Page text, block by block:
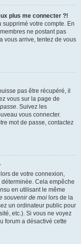
plus me connecter ?!
supprimé votre compte. En
ne postant pas
vous arrive, tentez de vous
pas être récupéré, il
vous sur la page de
. Suivez les
vous connecter.
mot de passe, contactez
lors de votre connexion,
Cela empêche
en utilisant le même
souvenir de moi lors de la
un ordinateur public pour
etc.). Si vous ne voyez
forum a désactivé cette